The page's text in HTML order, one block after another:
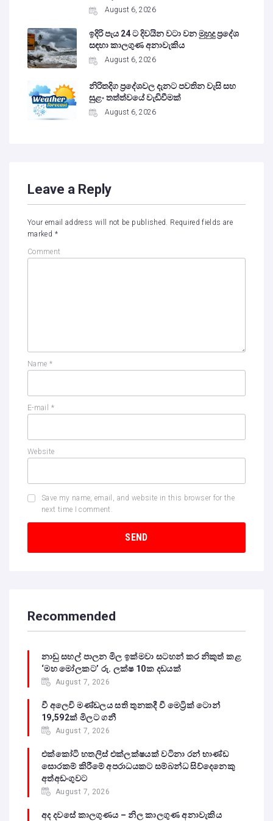
August 6, 2026
ඉදිරි පැය 24 ට දිවයින වටා වන මුහුදු ප්‍රදේශ
සඳහා කාලගුණ අනාවැකිය
August 6, 2026
නිරිතදිග ප්‍රදේශවල දැනට පවතින වැසි සහ
සුළං තත්ත්වයේ වැඩිවීමක්
August 6, 2026
Leave a Reply
Your email address will not be published.
Required fields are
marked *
Comment
Name *
E-mail *
Website
Save my name, email, and website in this browser for the
next time I comment.
Recommended
නාඩු සහල් පාලන මිල ඉක්මවා සටහන් කර නිකුත් කළ
‘මහ මෝලකට’ රු. ලක්ෂ 10ක දඩයක්
August 7, 2026
වී අලෙවි මණ්ඩලය සති තුනකදී වී මෙට්‍රික් ටොන්
19,592ක් මිලට ගනී
August 7, 2026
එක්කෝටි හතලිස් එක්ලක්ෂයක් වටිනා රන් භාණ්ඩ
සොරකම් කිරීමේ අපරාධයකට සම්බන්ධ සිව්දෙනෙකු
අත්අඩංගුවට
August 7, 2026
අද දවසේ කාලගුණය – නිල කාලගුණ අනාවැකිය